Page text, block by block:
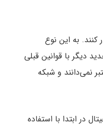
به این نوع
دیگر با قوانین قبلی
نمی‌دانند و شبکه
در ابتدا با استفاده